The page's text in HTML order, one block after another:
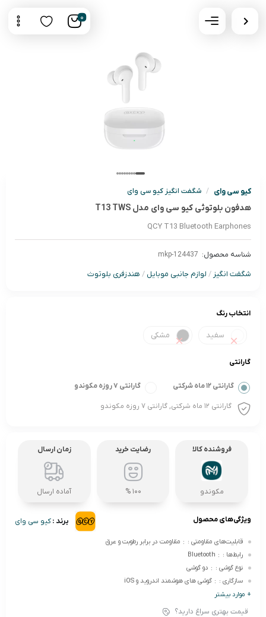
0
کیو سی وای / شگفت انگیز کیو سی وای
هدفون بلوتوثی کیو سی وای مدل T13 TWS
QCY T13 Bluetooth Earphones
شناسه محصول: mkp-124437
شگفت انگیز / لوازم جانبی موبایل / هندزفری بلوتوث
انتخاب رنگ
سفید مشکی
گارانتی
گارانتی 12 ماه شرکتی گارانتی 7 روزه مکوندو
گارانتی 12 ماه شرکتی, گارانتی 7 روزه مکوندو
فروشنده کالا
مکوندو
رضایت خرید
100 %
زمان ارسال
آماده ارسال
برند :کیو سی وای ویژگی‌های محصول
قابلیت‌های مقاومتی : : مقاومت در برابر رطوبت و عرق
رابط‌ها : :
Bluetooth
نوع گوشی : : دو گوشی
سازگاری : : گوشی‌ های هوشمند اندروید و iOS
+ موارد بیشتر
قیمت بهتری سراغ دارید؟